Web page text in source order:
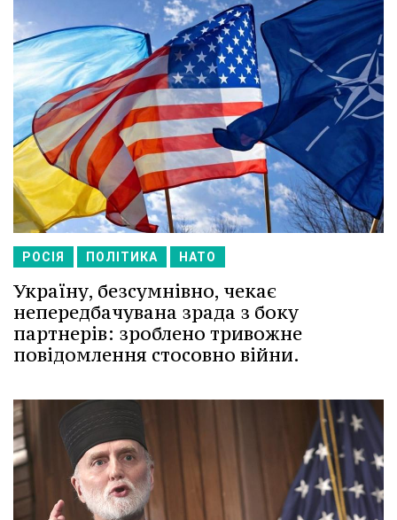
РОСІЯ ПОЛІТИКА НАТО
Україну, безсумнівно, чекає
непередбачувана зрада з боку
партнерів: зроблено тривожне
повідомлення стосовно війни.